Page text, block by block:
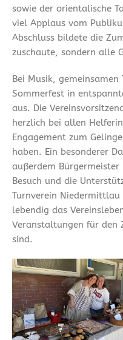
sowie der orientalische
viel Applaus vom
Abschluss bildete die
zuschaute, sondern alle
Bei Musik,
Sommerfest in
aus. Die
herzlich bei allen
Engagement zum
haben. Ein besonderer
außerdem
Besuch und die
Turnverein
lebendig das
Veranstaltungen für den
sind.